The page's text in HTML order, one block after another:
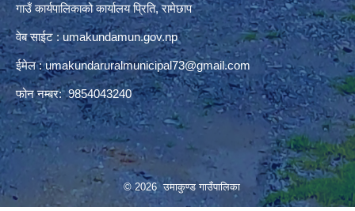
गाउँ कार्यपालिकाको कार्यालय प्रिति, रामेछाप
वेब साईट : umakundamun.gov.np
ईमेल :umakundaruralmunicipal73@gmail.com
फोन नम्बर: 9854043240
© 2026 उमाकुण्ड गाउँपालिका